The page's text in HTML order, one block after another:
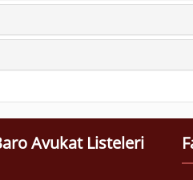
Avukat Listeleri